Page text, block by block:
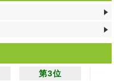
る方は、その旨を医師に報告
されていますが、医師の判断
と相談してください。
。
第3位